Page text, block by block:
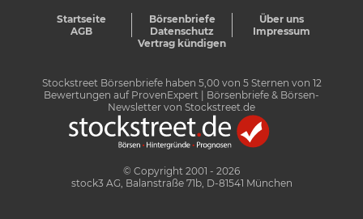
Startseite Börsenbriefe
Über uns
AGB
Datenschutz
Impressum
Vertrag kündigen
Stockstreet Börsenbriefe haben 5,00von 5Sternen von 12
Bewertungen auf ProvenExpert
| Börsenbriefe & Börsen-
Newsletter von Stockstreet.de
© Copyright 2001 - 2026
stock3 AG, Balanstraße 71b, D-81541 München